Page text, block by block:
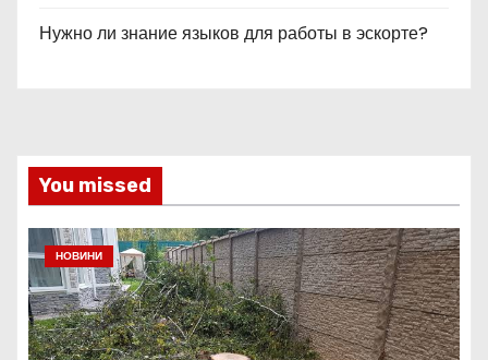
Нужно ли знание языков для работы в эскорте?
You missed
НОВИНИ